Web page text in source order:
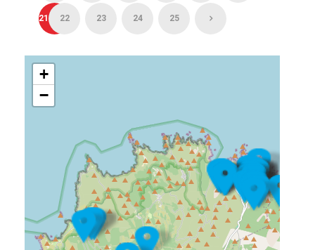
21 22 23 24 25
+
−